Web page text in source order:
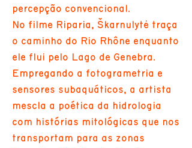
percepção convencional.
No filme Riparia, Škarnulytė traça
o caminho do Rio Rhône enquanto
ele flui pelo Lago de Genebra.
Empregando a fotogrametria e
sensores subaquáticos, a artista
mescla a poética da hidrologia
com histórias mitológicas que nos
transportam para as zonas